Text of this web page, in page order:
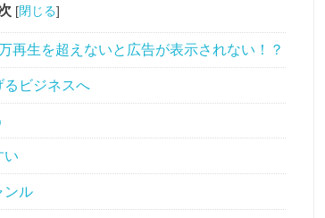
[閉じる]
再生を超えないと広告が表示されない！？
るビジネスへ
い
ンル